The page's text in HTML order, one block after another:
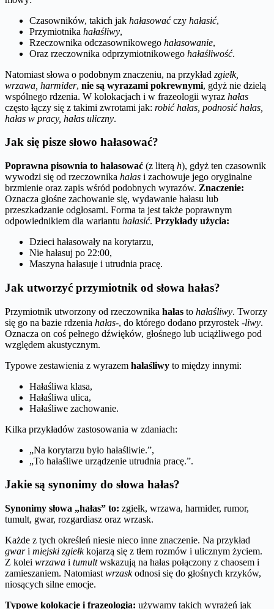
Czasowników, takich jak hałasowaćczy hałasić,
Przymiotnika hałaśliwy,
Rzeczownika odczasownikowego hałasowanie,
Oraz rzeczownika odprzymiotnikowego hałaśliwość.
Natomiast słowa o podobnym znaczeniu, na przykład zgiełk,
wrzawa, harmider, nie są wyrazami pokrewnymi, gdyż nie dzielą
wspólnego rdzenia. W kolokacjach i w frazeologii wyraz hałas
często łączy się z takimi zwrotami jak: robić hałas, podnosić hałas,
hałas w pracy, hałas uliczny.
Jak się pisze słowo hałasować?
Poprawna pisownia to hałasować (z literą h), gdyż ten czasownik
wywodzi się od rzeczownika hałas i zachowuje jego oryginalne
brzmienie oraz zapis wśród podobnych wyrazów. Znaczenie:
Oznacza głośne zachowanie się, wydawanie hałasu lub
przeszkadzanie odgłosami. Forma ta jest także poprawnym
odpowiednikiem dla wariantu hałasić. Przykłady użycia:
Dzieci hałasowały na korytarzu,
Nie hałasuj po 22:00,
Maszyna hałasuje i utrudnia pracę.
Jak utworzyć przymiotnik od słowa hałas?
Przymiotnik utworzony od rzeczownika hałas to hałaśliwy. Tworzy
się go na bazie rdzenia hałas-, do którego dodano przyrostek -liwy.
Oznacza on coś pełnego dźwięków, głośnego lub uciążliwego pod
względem akustycznym.
Typowe zestawienia z wyrazem hałaśliwy to między innymi:
Hałaśliwa klasa,
Hałaśliwa ulica,
Hałaśliwe zachowanie.
Kilka przykładów zastosowania w zdaniach:
„Na korytarzu było hałaśliwie.”,
„To hałaśliwe urządzenie utrudnia pracę.”.
Jakie są synonimy do słowa hałas?
Synonimy słowa „hałas” to: zgiełk, wrzawa, harmider, rumor,
tumult, gwar, rozgardiasz oraz wrzask.
Każde z tych określeń niesie nieco inne znaczenie. Na przykład
gwari miejski zgiełkkojarzą się z tłem rozmów i ulicznym życiem.
Z kolei wrzawa i tumultwskazują na hałas połączony z chaosem i
zamieszaniem. Natomiast wrzaskodnosi się do głośnych krzyków,
niosących silne emocje.
Typowe kolokacje i frazeologia: używamy takich wyrażeń jak